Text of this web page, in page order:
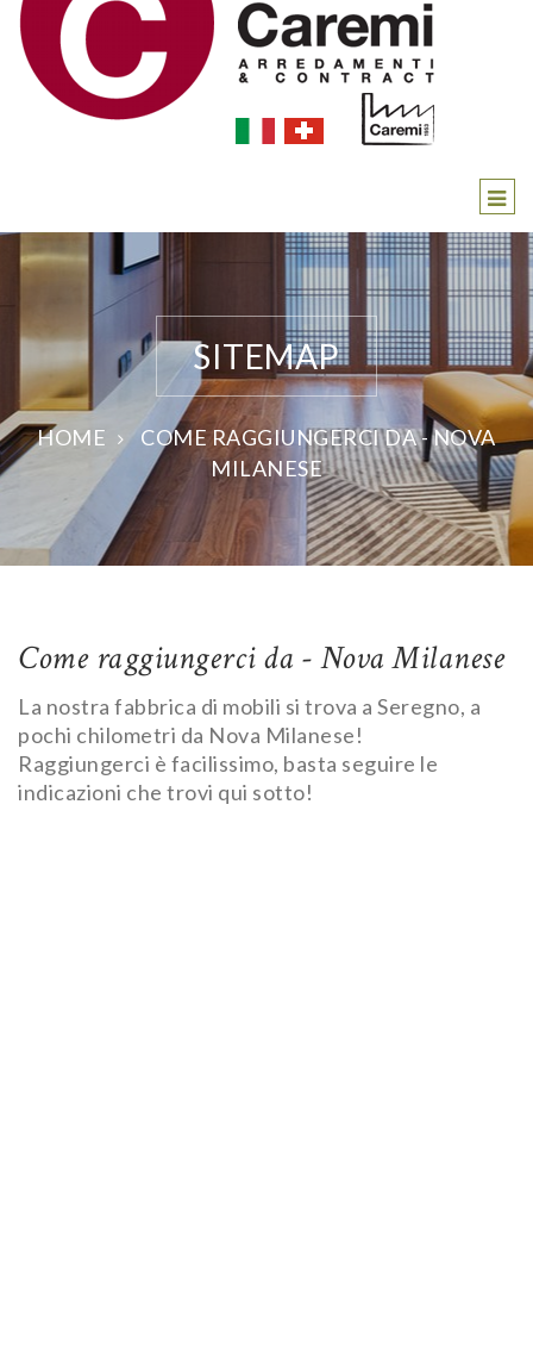
SITEMAP
HOME
COME RAGGIUNGERCI DA - NOVA
MILANESE
Come raggiungerci da - Nova Milanese
La nostra fabbrica di mobili si trova a Seregno, a
pochi chilometri da Nova Milanese!
Raggiungerci è facilissimo, basta seguire le
indicazioni che trovi qui sotto!